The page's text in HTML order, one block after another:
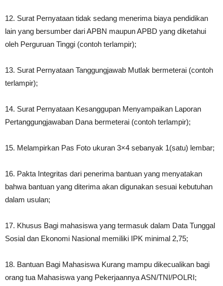
12. Surat Pernyataan tidak sedang menerima biaya pendidikan
lain yang bersumber dari APBN maupun APBD yang diketahui
oleh Perguruan Tinggi (contoh terlampir);
13. Surat Pernyataan Tanggungjawab Mutlak bermeterai (contoh
terlampir);
14. Surat Pernyataan Kesanggupan Menyampaikan Laporan
Pertanggungjawaban Dana bermeterai (contoh terlampir);
15. Melampirkan Pas Foto ukuran 3×4 sebanyak 1(satu) lembar;
16. Pakta Integritas dari penerima bantuan yang menyatakan
bahwa bantuan yang diterima akan digunakan sesuai kebutuhan
dalam usulan;
17. Khusus Bagi mahasiswa yang termasuk dalam Data Tunggal
Sosial dan Ekonomi Nasional memiliki IPK minimal 2,75;
18. Bantuan Bagi Mahasiswa Kurang mampu dikecualikan bagi
orang tua Mahasiswa yang Pekerjaannya ASN/TNI/POLRI;